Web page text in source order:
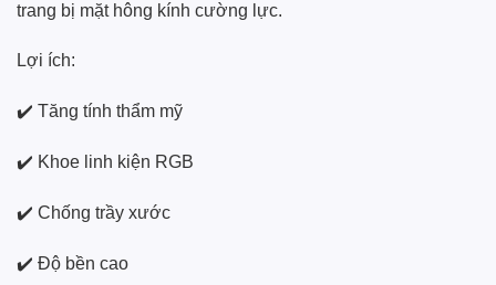
trang bị mặt hông kính cường lực.
Lợi ích:
✔️ Tăng tính thẩm mỹ
✔️ Khoe linh kiện RGB
✔️ Chống trầy xước
✔️ Độ bền cao